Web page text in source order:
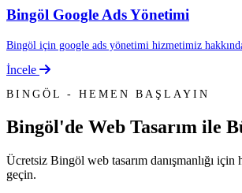
Bingöl Google Ads Yönetimi
Bingöl için google ads yönetimi hizmetimiz
İncele
BINGÖL - HEMEN BAŞLAYIN
Bingöl'de Web Tasarım ile
Ücretsiz Bingöl web tasarım danışmanlığı için
geçin.